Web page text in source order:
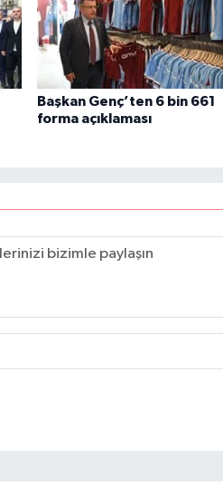
Başkan Genç’ten 6 bin 661
forma açıklaması